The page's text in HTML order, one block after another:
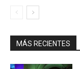
MÁS RECIENTES